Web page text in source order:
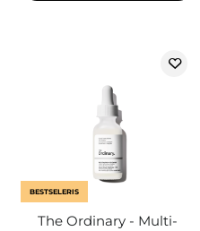
BESTSELERIS
The Ordinary - Multi-